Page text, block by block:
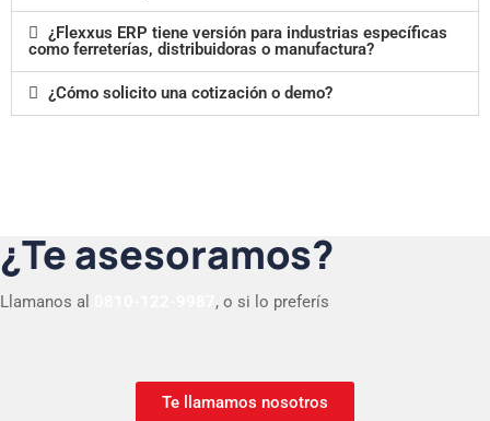
¿Flexxus ERP tiene versión para industrias específicas
como ferreterías, distribuidoras o manufactura?
¿Cómo solicito una cotización o demo?
¿Te asesoramos?
Llamanos al , o si lo preferís
Te llamamos nosotros